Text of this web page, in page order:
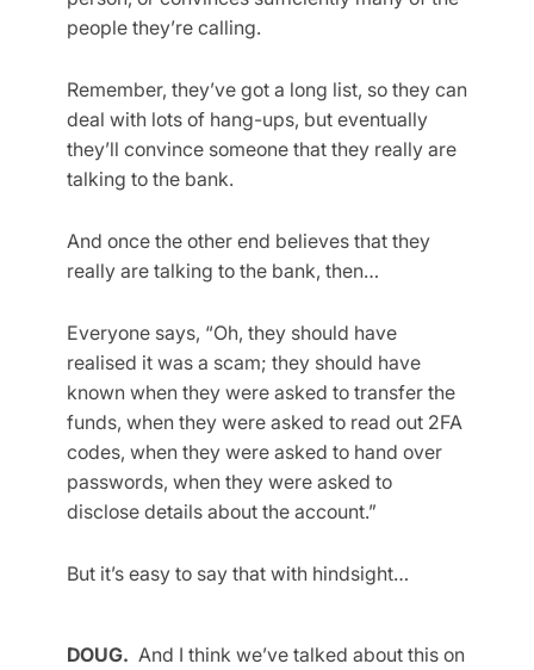
people they’re calling.
Remember, they’ve got a long list, so they can
deal with lots of hang-ups, but eventually
they’ll convince someone that they really are
talking to the bank.
And once the other end believes that they
really are talking to the bank, then…
Everyone says, “Oh, they should have
realised it was a scam; they should have
known when they were asked to transfer the
funds, when they were asked to read out 2FA
codes, when they were asked to hand over
passwords, when they were asked to
disclose details about the account.”
But it’s easy to say that with hindsight…
DOUG. And I think we’ve talked about this on